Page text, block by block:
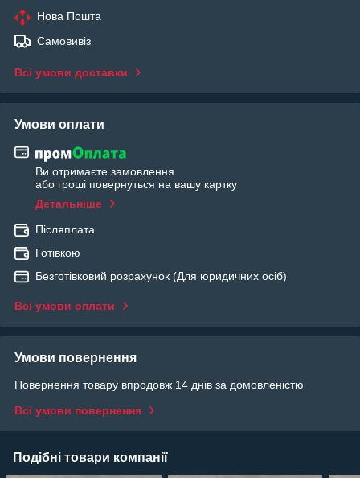
Нова Пошта
Самовивіз
Всі умови доставки
Умови оплати
Ви отримаєте замовлення
або гроші повернуться на вашу картку
Детальніше
Післяплата
Готівкою
Безготівковий розрахунок (Для юридичних осіб)
Всі умови оплати
Умови повернення
Повернення товару впродовж 14 днів за домовленістю
Всі умови повернення
Подібні товари компанії